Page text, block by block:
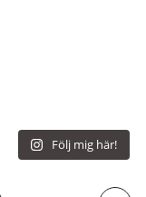
Följ mig här!